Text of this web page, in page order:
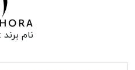
نام برند :